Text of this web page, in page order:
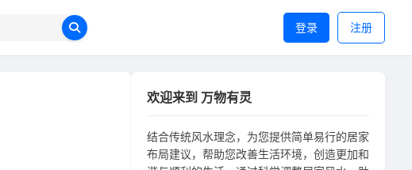
登录 注册
欢迎来到 万物有灵
结合传统风水理念，为您提供简单易行的居家
布局建议，帮助您改善生活环境，创造更加和